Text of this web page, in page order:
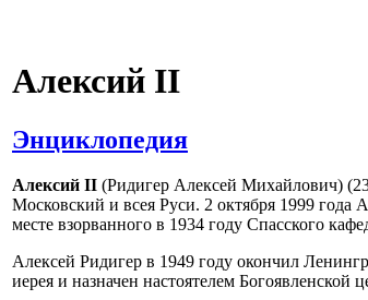
Алексий II
Энциклопедия
Алексий II (Ридигер Алексей Михайлович)
Московский и всея Руси. 2 октября 1999
месте взорванного в 1934 году Спасского
Алексей Ридигер в 1949 году окончил
иерея и назначен настоятелем